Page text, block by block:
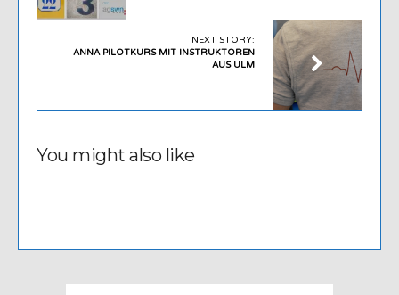
NEXT STORY:
ANNA PILOTKURS MIT INSTRUKTOREN
AUS ULM
You might also like